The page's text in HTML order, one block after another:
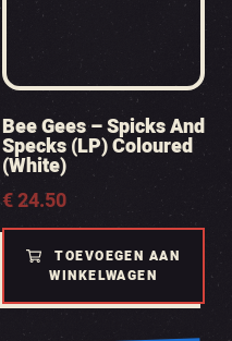
Bee Gees – Spicks And
Specks (LP) Coloured
(White)
€24.50
TOEVOEGEN AAN
WINKELWAGEN